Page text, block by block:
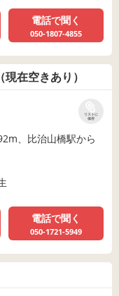
電話で聞く
050-1807-4855
在空きあり）
リストに
保存
、比治山橋駅から
電話で聞く
050-1721-5949